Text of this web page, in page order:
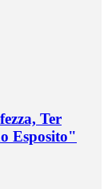
Ter
Esposito"